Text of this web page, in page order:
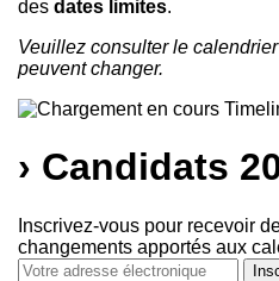
des dates limites.
Veuillez consulter le
peuvent changer.
› Candidats
Inscrivez-vous pour recevoir
changements apportés aux